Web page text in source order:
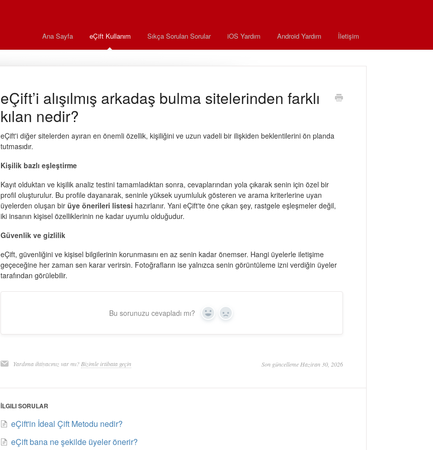
Ana Sayfa eÇift Kullanım Sıkça Sorulan Sorular iOS Yardım Android Yardım İletişim
eÇift’i alışılmış arkadaş bulma sitelerinden farklı
kılan nedir?
eÇift'i diğer sitelerden ayıran en önemli özellik, kişiliğini ve uzun vadeli bir ilişkiden beklentilerini ön planda
tutmasıdır.
Kişilik bazlı eşleştirme
Kayıt olduktan ve kişilik analiz testini tamamladıktan sonra, cevaplarından yola çıkarak senin için özel bir
profil oluşturulur. Bu profile dayanarak, seninle yüksek uyumluluk gösteren ve arama kriterlerine uyan
üyelerden oluşan bir üye önerileri listesi hazırlanır. Yani eÇift'te öne çıkan şey, rastgele eşleşmeler değil,
iki insanın kişisel özelliklerinin ne kadar uyumlu olduğudur.
Güvenlik ve gizlilik
eÇift, güvenliğini ve kişisel bilgilerinin korunmasını en az senin kadar önemser. Hangi üyelerle iletişime
geçeceğine her zaman sen karar verirsin. Fotoğrafların ise yalnızca senin görüntüleme izni verdiğin üyeler
tarafından görülebilir.
Bu sorunuzu cevapladı mı? Yes No
Yardıma ihtiyacınız var mı? Bizimle irtibata geçin Son güncelleme Haziran 30, 2026
İLGILI SORULAR
eÇift'in İdeal Çift Metodu nedir?
eÇift bana ne şekilde üyeler önerir?